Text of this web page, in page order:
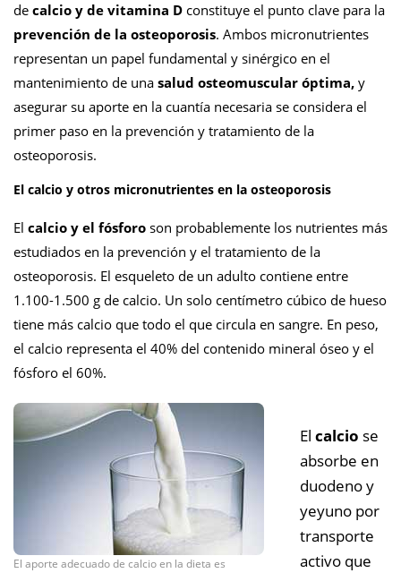
de calcio y de vitamina D constituye el punto clave para la
prevención de la osteoporosis. Ambos micronutrientes
representan un papel fundamental y sinérgico en el
mantenimiento de una salud osteomuscular óptima, y
asegurar su aporte en la cuantía necesaria se considera el
primer paso en la prevención y tratamiento de la
osteoporosis.
El calcio y otros micronutrientes en la osteoporosis
El calcio y el fósforo son probablemente los nutrientes más
estudiados en la prevención y el tratamiento de la
osteoporosis. El esqueleto de un adulto contiene entre
1.100-1.500 g de calcio. Un solo centímetro cúbico de hueso
tiene más calcio que todo el que circula en sangre. En peso,
el calcio representa el 40% del contenido mineral óseo y el
fósforo el 60%.
El aporte adecuado de calcio en la dieta es
El calcio se
absorbe en
duodeno y
yeyuno por
transporte
activo que